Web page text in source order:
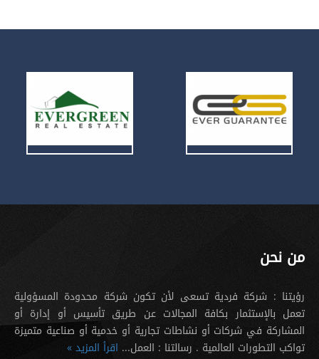
من نحن
رؤيتنا : شركة فردية تسعى لأن تكون شركة محدودة المسؤولية
تعمل بالإستثمار بكافة المجالات عن طريق تأسيس أو إدارة أو
المشاركة في شركات أو نشاطات تجارية أو خدمية أو صناعية متميزة
تواكب التطورات العالمية . رسالتنا : العمل... اقرأ المزيد »